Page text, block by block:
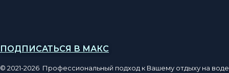
ПОДПИСАТЬСЯ В МАКС
© 2021-2026 Профессиональный подход к Вашему отдыху на воде